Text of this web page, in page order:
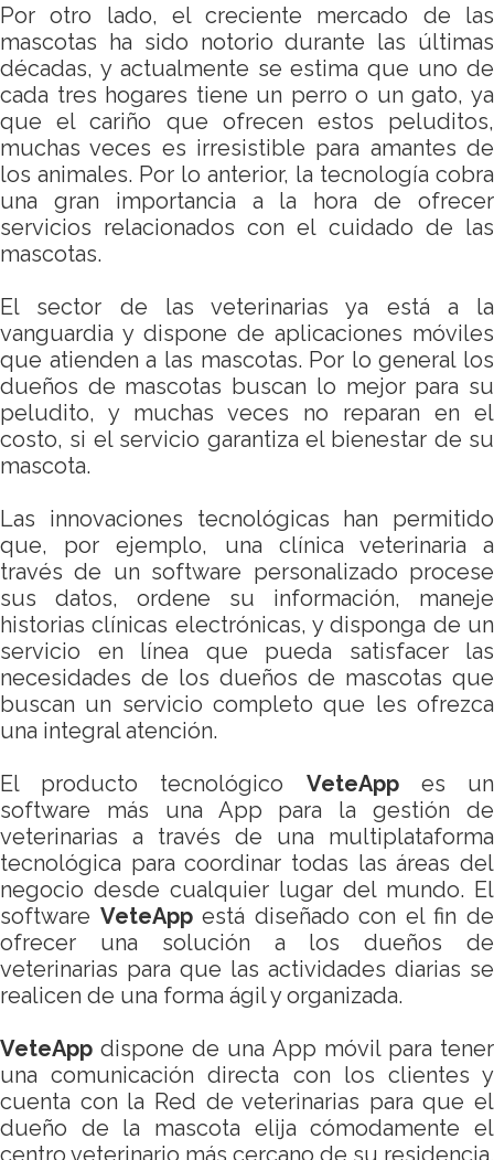
Por otro lado, el creciente mercado de las
mascotas ha sido notorio durante las últimas
décadas, y actualmente se estima que uno de
cada tres hogares tiene un perro o un gato, ya
que el cariño que ofrecen estos peluditos,
muchas veces es irresistible para amantes de
los animales. Por lo anterior, la tecnología cobra
una gran importancia a la hora de ofrecer
servicios relacionados con el cuidado de las
mascotas.
El sector de las veterinarias ya está a la
vanguardia y dispone de aplicaciones móviles
que atienden a las mascotas. Por lo general los
dueños de mascotas buscan lo mejor para su
peludito, y muchas veces no reparan en el
costo, si el servicio garantiza el bienestar de su
mascota.
Las innovaciones tecnológicas han permitido
que, por ejemplo, una clínica veterinaria a
través de un software personalizado procese
sus datos, ordene su información, maneje
historias clínicas electrónicas, y disponga de un
servicio en línea que pueda satisfacer las
necesidades de los dueños de mascotas que
buscan un servicio completo que les ofrezca
una integral atención.
El producto tecnológico VeteAppes un
software más una App para la gestión de
veterinarias a través de una multiplataforma
tecnológica para coordinar todas las áreas del
negocio desde cualquier lugar del mundo. El
software VeteApp está diseñado con el fin de
ofrecer una solución a los dueños de
veterinarias para que las actividades diarias se
realicen de una forma ágil y organizada.
VeteApp dispone de una App móvil para tener
una comunicación directa con los clientes y
cuenta con la Red de veterinarias para que el
dueño de la mascota elija cómodamente el
centro veterinario más cercano de su residencia.